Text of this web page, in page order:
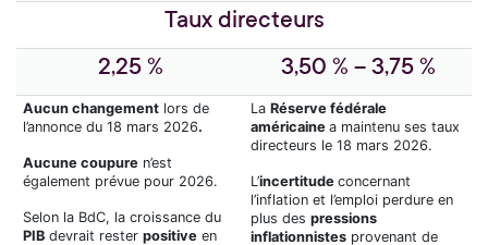
Taux directeurs
2,25 %
3,50 % – 3,75 %
Aucun changement lors de
l’annonce du 18 mars 2026.
Aucune coupure n’est
également prévue pour 2026.
Selon la BdC, la croissance du
PIB devrait resterpositive en
LaRéserve fédérale
américainea maintenu ses taux
directeurs le 18 mars 2026.
L’incertitudeconcernant
l’inflation et l’emploi perdure en
plus despressions
inflationnistes provenant de